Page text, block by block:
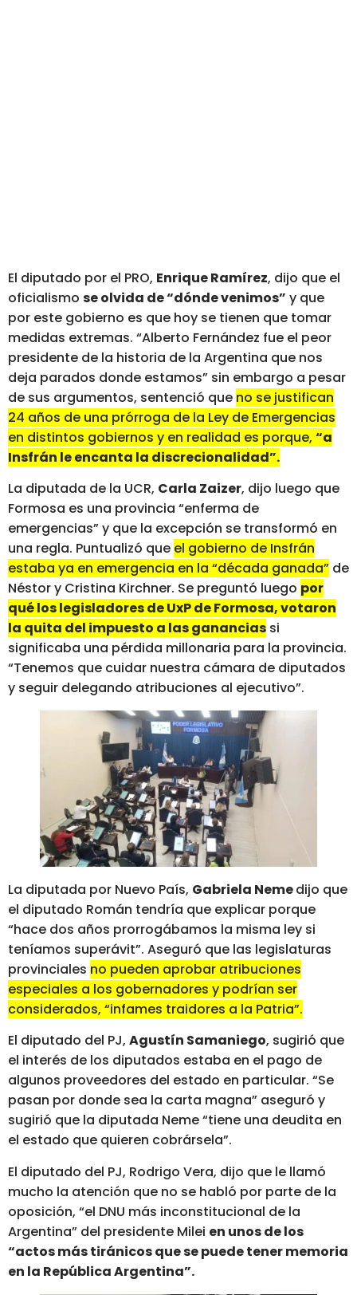
El diputado por el PRO, Enrique Ramírez, dijo que el
oficialismo se olvida de “dónde venimos” y que
por este gobierno es que hoy se tienen que tomar
medidas extremas. “Alberto Fernández fue el peor
presidente de la historia de la Argentina que nos
deja parados donde estamos” sin embargo a pesar
de sus argumentos, sentenció que no se justifican
24 años de una prórroga de la Ley de Emergencias
en distintos gobiernos y en realidad es porque, “a
Insfrán le encanta la discrecionalidad”.
La diputada de la UCR, Carla Zaizer, dijo luego que
Formosa es una provincia “enferma de
emergencias” y que la excepción se transformó en
una regla. Puntualizó que el gobierno de Insfrán
estaba ya en emergencia en la “década ganada” de
Néstor y Cristina Kirchner. Se preguntó luego por
qué los legisladores de UxP de Formosa, votaron
la quita del impuesto a las ganancias si
significaba una pérdida millonaria para la provincia.
“Tenemos que cuidar nuestra cámara de diputados
y seguir delegando atribuciones al ejecutivo”.
La diputada por Nuevo País, Gabriela Nemedijo que
el diputado Román tendría que explicar porque
“hace dos años prorrogábamos la misma ley si
teníamos superávit”. Aseguró que las legislaturas
provinciales no pueden aprobar atribuciones
especiales a los gobernadores y podrían ser
considerados, “infames traidores a la Patria”.
El diputado del PJ, Agustín Samaniego, sugirió que
el interés de los diputados estaba en el pago de
algunos proveedores del estado en particular. “Se
pasan por donde sea la carta magna” aseguró y
sugirió que la diputada Neme “tiene una deudita en
el estado que quieren cobrársela”.
El diputado del PJ, Rodrigo Vera, dijo que le llamó
mucho la atención que no se habló por parte de la
oposición, “el DNU más inconstitucional de la
Argentina” del presidente Milei en unos de los
“actos más tiránicos que se puede tener memoria
en la República Argentina”.